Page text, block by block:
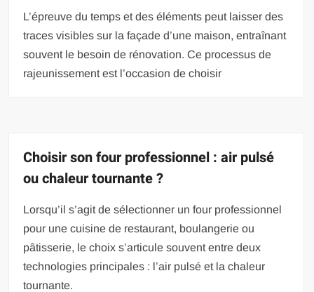
L’épreuve du temps et des éléments peut laisser des
traces visibles sur la façade d’une maison, entraînant
souvent le besoin de rénovation. Ce processus de
rajeunissement est l’occasion de choisir
Choisir son four professionnel : air pulsé
ou chaleur tournante ?
Lorsqu’il s’agit de sélectionner un four professionnel
pour une cuisine de restaurant, boulangerie ou
pâtisserie, le choix s’articule souvent entre deux
technologies principales : l’air pulsé et la chaleur
tournante.